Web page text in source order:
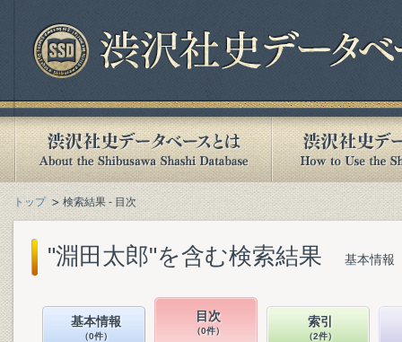
トップ 検索結果 - 目次
"淵田太郎"を含む検索結果 基本情報
基本情報
（0件）
目次
（0件）
索引
（2件）